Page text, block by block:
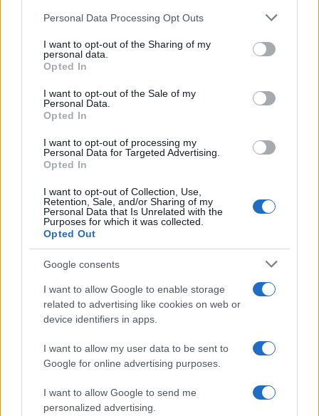
Please note that this website/app uses one or more Google
not limited to your visit or usage behaviour. You may click to
grant or deny consent to Google and its third-party tags to
use your data for below specified purposes in below Google
consent section.
Personal Data Processing Opt Outs
I want to opt-out of the Sharing of my
personal data.
Opted In
I want to opt-out of the Sale of my
Personal Data.
Opted In
I want to opt-out of processing my
Personal Data for Targeted Advertising.
Opted In
I want to opt-out of Collection, Use,
Retention, Sale, and/or Sharing of my
Personal Data that Is Unrelated with the
Purposes for which it was collected.
Opted Out
Google consents
I want to allow Google to enable storage
related to advertising like cookies on web or
device identifiers in apps.
I want to allow my user data to be sent to
Google for online advertising purposes.
I want to allow Google to send me
personalized advertising.
Glucksmann insiste sur le fait que Renew doit exclure les
partis qui s’associent avec les extrémistes de droite. Si
nous surestimons les obstacles, visant constamment à
rétablir le duel entre Emmanuel Macron et Marine Le Pen
ou Gabriel Attal et Jordan Bardella, risquant ainsi de
fausser les élections à chaque fois. Ensuite, au Parlement
européen, ils travaillent avec des partis qui forment des
coalitions gouvernementales avec l’extrême droite. Il
considère cette situation comme la plus grande hypocrisie.
Pour réutiliser ce contenu, veuillez contribuer.
AUTEUR
Infos Rédaction